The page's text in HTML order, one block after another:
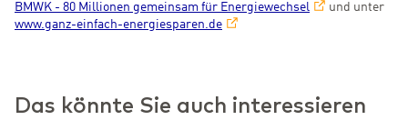
BMWK - 80 Millionen gemeinsam für Energiewechsel
und unter
www.ganz-einfach-energiesparen.de
Das könnte Sie auch interessieren